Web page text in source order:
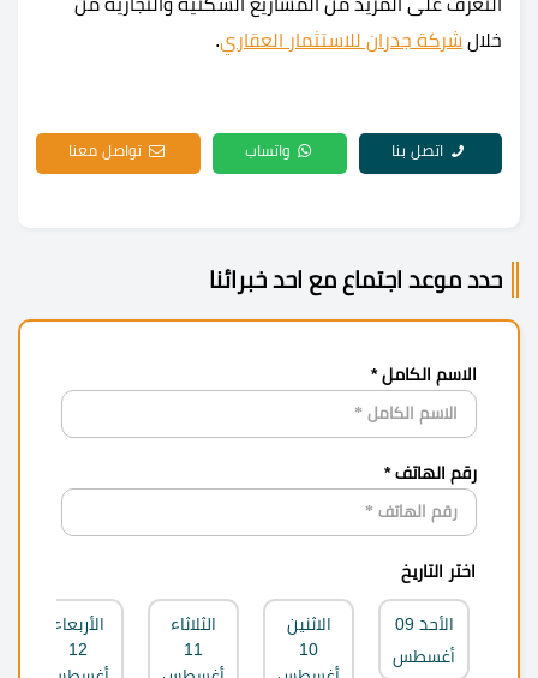
خلال شركة جدران للاستثمار العقاري.
اتصل بنا واتساب تواصل معنا
حدد موعد اجتماع مع احد خبرائنا
الاسم الكامل *
رقم الهاتف *
اختر التاريخ
الأحد 09
أغسطس
الاثنين
10
الثلاثاء
11
الأربعاء
12